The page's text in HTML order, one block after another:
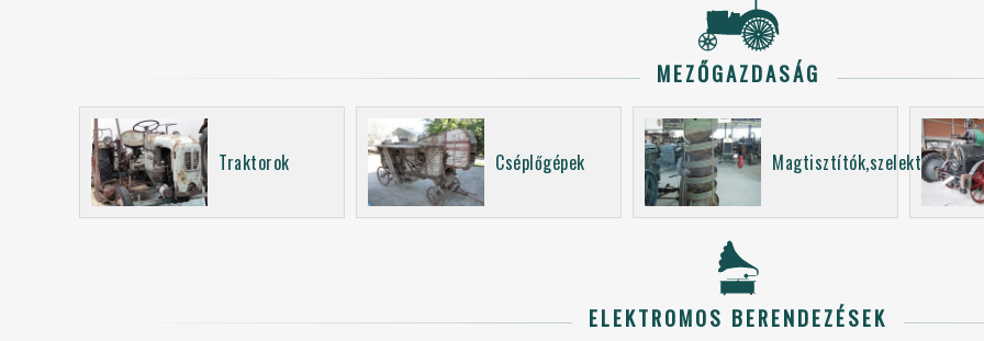
MEZŐGAZDASÁG
Traktorok Cséplőgépek Magtisztítók,szelektorok
ELEKTROMOS BERENDEZÉSEK